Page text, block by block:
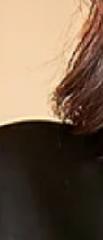
&نبسب; &نبسب;